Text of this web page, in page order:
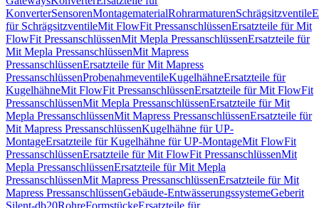
KonverterSensorenMontagematerialRohrarmaturenSchrägsitzventile
für SchrägsitzventileMit FlowFit PressanschlüssenErsatzteile für Mit
FlowFit PressanschlüssenMit Mepla PressanschlüssenErsatzteile für
Mit Mepla PressanschlüssenMit Mapress
PressanschlüssenErsatzteile für Mit Mapress
PressanschlüssenProbenahmeventileKugelhähneErsatzteile für
KugelhähneMit FlowFit PressanschlüssenErsatzteile für Mit FlowFit
PressanschlüssenMit Mepla PressanschlüssenErsatzteile für Mit
Mepla PressanschlüssenMit Mapress PressanschlüssenErsatzteile für
Mit Mapress PressanschlüssenKugelhähne für UP-
MontageErsatzteile für Kugelhähne für UP-MontageMit FlowFit
PressanschlüssenErsatzteile für Mit FlowFit PressanschlüssenMit
Mepla PressanschlüssenErsatzteile für Mit Mepla
PressanschlüssenMit Mapress PressanschlüssenErsatzteile für Mit
Mapress PressanschlüssenGebäude-EntwässerungssystemeGeberit
Silent-db20RohreFormstückeErsatzteile für